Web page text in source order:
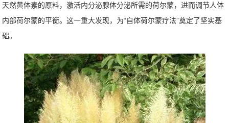
天然黄体素的原料，激活内分泌腺体分泌所需的荷尔蒙，进而调节人体
内部荷尔蒙的平衡。这一重大发现，为“自体荷尔蒙疗法”奠定了坚实基
础。